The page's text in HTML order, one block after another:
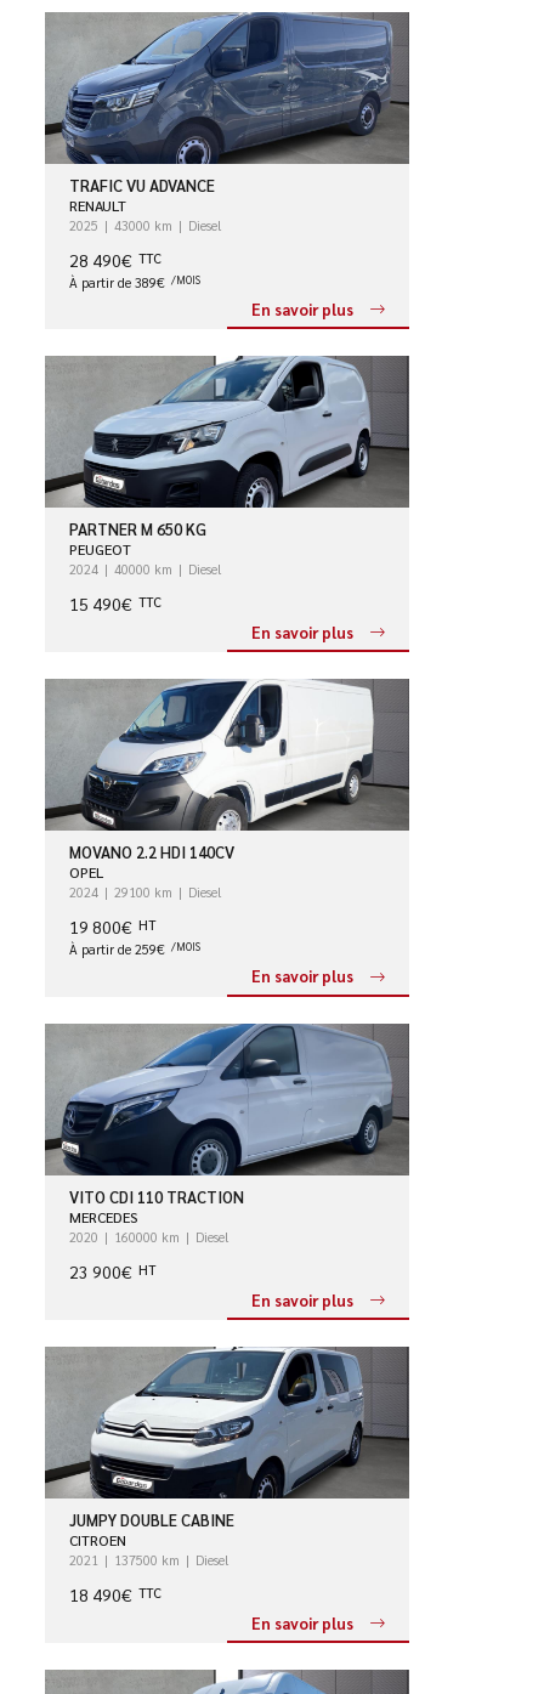
TRAFIC VU ADVANCE
RENAULT
2025 43000 km Diesel
28 490€ TTC
À partir de 389€ /MOIS
En savoir plus
PARTNER M 650 KG
PEUGEOT
2024 40000 km Diesel
15 490€ TTC
En savoir plus
MOVANO 2.2 HDI 140CV
OPEL
2024 29100 km Diesel
19 800€ HT
À partir de 259€ /MOIS
En savoir plus
VITO CDI 110 TRACTION
MERCEDES
2020 160000 km Diesel
23 900€ HT
En savoir plus
JUMPY DOUBLE CABINE
CITROEN
2021 137500 km Diesel
18 490€ TTC
En savoir plus